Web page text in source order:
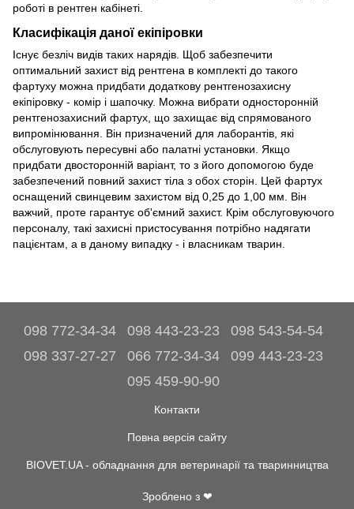
роботі в рентген кабінеті.
Класифікація даної екіпіровки
Існує безліч видів таких нарядів. Щоб забезпечити
оптимальний захист від рентгена в комплекті до такого
фартуху можна придбати додаткову рентгенозахисну
екіпіровку - комір і шапочку. Можна вибрати односторонній
рентгенозахисний фартух, що захищає від спрямованого
випромінювання. Він призначений для лаборантів, які
обслуговують пересувні або палатні установки. Якщо
придбати двосторонній варіант, то з його допомогою буде
забезпечений повний захист тіла з обох сторін. Цей фартух
оснащений свинцевим захистом від 0,25 до 1,00 мм. Він
важчий, проте гарантує об'ємний захист. Крім обслуговуючого
персоналу, такі захисні пристосування потрібно надягати
пацієнтам, а в даному випадку - і власникам тварин.
098 772-34-34 098 443-23-23
098 543-54-54
098 337-27-27
066 772-34-34
099 443-23-23
095 459-90-90
Контакти
Повна версія сайту
BIOVET.UA - обладнання для ветеринарії та тваринництва
Зроблено з ❤